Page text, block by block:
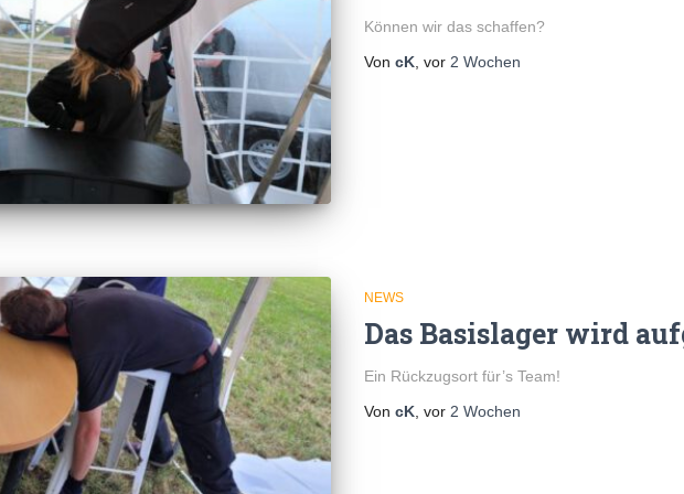
Können wir das schaffen?
Von cK, vor 2 Wochen
NEWS
Das Basislager wird
Ein Rückzugsort für’s Team!
Von cK, vor 2 Wochen